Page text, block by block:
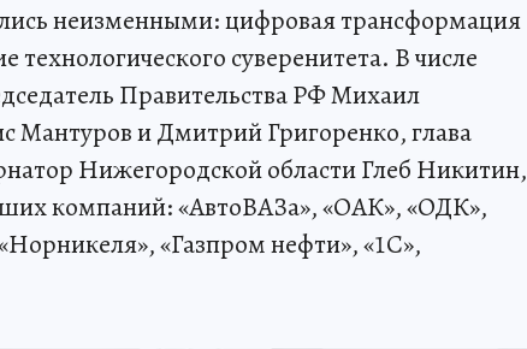
неизменными: цифровая трансформация
суверенитета. В числе
Правительства РФ Михаил
Мантуров и Дмитрий Григоренко, глава
Нижегородской области Глеб Никитин,
компаний: «АвтоВАЗа», «ОАК», «ОДК»,
«Газпром нефти», «1С»,